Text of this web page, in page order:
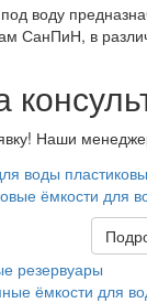
воду
СанПиН, в
Наши
ёмкости для
ёмкости для